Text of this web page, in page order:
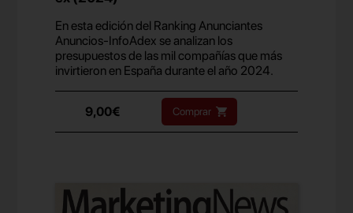
En esta edición del Ranking Anunciantes
Anuncios-InfoAdex se analizan los
presupuestos de las mil compañías que más
invirtieron en España durante el año 2024.
9,00€ Comprar